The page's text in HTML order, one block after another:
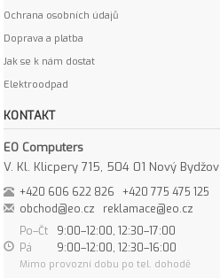
Ochrana osobních údajů
Doprava a platba
Jak se k nám dostat
Elektroodpad
KONTAKT
EO Computers
V. Kl. Klicpery 715, 504 01 Nový Bydžov
+420 606 622 826
+420 775 475 125
obchod@eo.cz
reklamace@eo.cz
Po–Čt
9:00–12:00, 12:30–17:00
Pá
9:00–12:00, 12:30–16:00
Mimo provozní dobu po tel. dohodě